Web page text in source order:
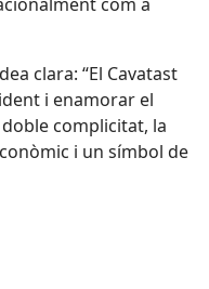
clara: “El Cavatast
i enamorar el
complicitat, la
i un símbol de